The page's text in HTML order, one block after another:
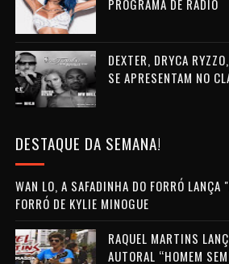
PROGRAMA DE RÁDIO
DEXTER, DRYCA
SE APRESENTAM NO
DESTAQUE DA SEMANA!
WAN LO, A SAFADINHA DO FORRÓ LANÇA
FORRÓ DE KYLIE MINOGUE
RAQUEL MARTINS
AUTORAL “HOMEM